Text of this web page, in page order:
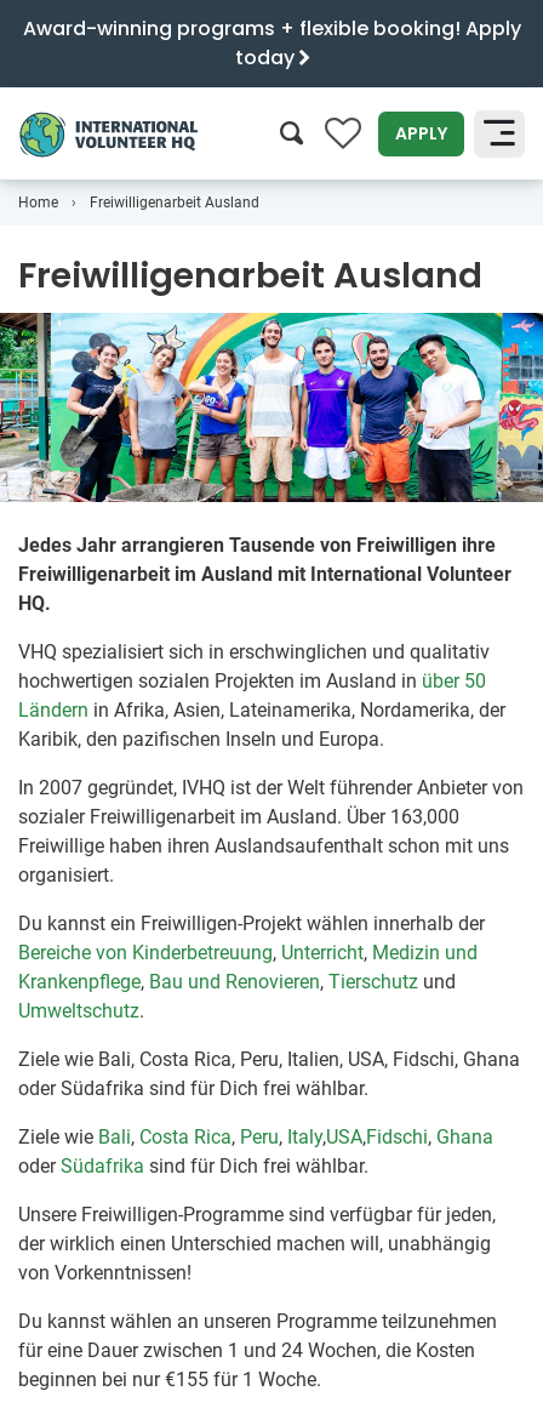
Award-winning programs + flexible booking! Apply
today
0 APPLY
Home Freiwilligenarbeit Ausland
Freiwilligenarbeit Ausland
Jedes Jahr arrangieren Tausende von Freiwilligen ihre
Freiwilligenarbeit im Ausland mit International Volunteer
HQ.
VHQ spezialisiert sich in erschwinglichen und qualitativ
hochwertigen sozialen Projekten im Ausland in über 50
Ländern in Afrika, Asien, Lateinamerika, Nordamerika, der
Karibik, den pazifischen Inseln und Europa.
In 2007 gegründet, IVHQ ist der Welt führender Anbieter von
sozialer Freiwilligenarbeit im Ausland. Über 163,000
Freiwillige haben ihren Auslandsaufenthalt schon mit uns
organisiert.
Du kannst ein Freiwilligen-Projekt wählen innerhalb der
Bereiche von Kinderbetreuung, Unterricht, Medizin und
Krankenpflege, Bau und Renovieren, Tierschutz und
Umweltschutz.
Ziele wie Bali, Costa Rica, Peru, Italien, USA, Fidschi, Ghana
oder Südafrika sind für Dich frei wählbar.
Ziele wie Bali, Costa Rica, Peru, Italy,USA,Fidschi, Ghana
oderSüdafrika sind für Dich frei wählbar.
Unsere Freiwilligen-Programme sind verfügbar für jeden,
der wirklich einen Unterschied machen will, unabhängig
von Vorkenntnissen!
Du kannst wählen an unseren Programme teilzunehmen
für eine Dauer zwischen 1 und 24 Wochen, die Kosten
beginnen bei nur €155 für 1 Woche.